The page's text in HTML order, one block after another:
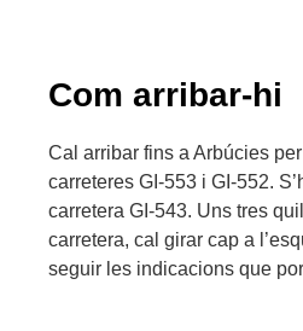
Com arribar-hi
Cal arribar fins a Arbúcies
carreteres GI-553 i GI-552.
carretera GI-543. Uns tres
carretera, cal girar cap a
seguir les indicacions que